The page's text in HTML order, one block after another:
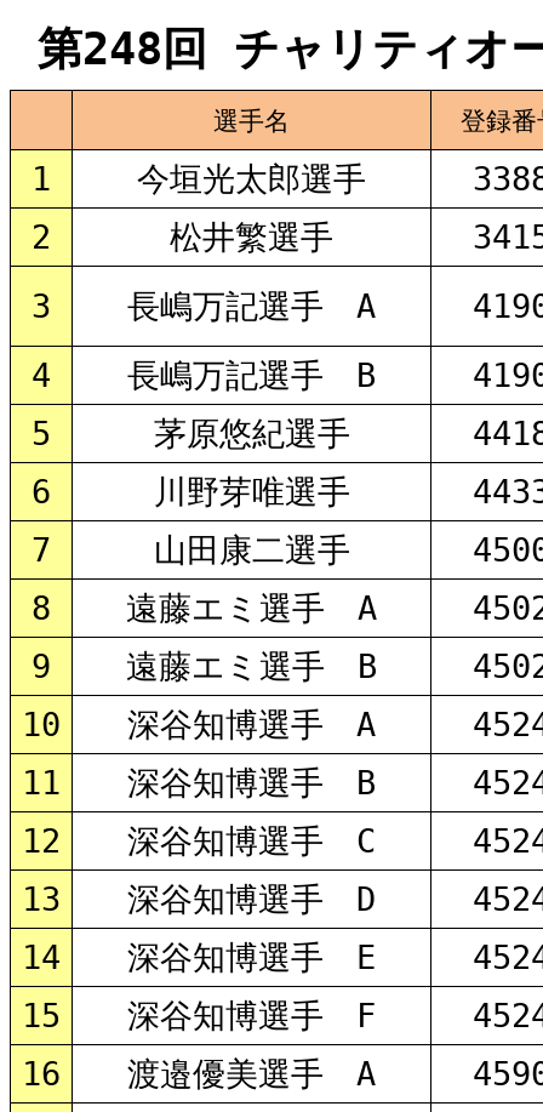
第248回 チャリティオ
選手名 登録番
1 今垣光太郎選手
2
松井繁選手
3
長嶋万記選手 A
4
長嶋万記選手 B
5
茅原悠紀選手
6
川野芽唯選手
7
山田康二選手
8
遠藤エミ選手 A
9
遠藤エミ選手 B
10
深谷知博選手 A
11
深谷知博選手 B
12
深谷知博選手 C
13
深谷知博選手 D
14
深谷知博選手 E
15
深谷知博選手 F
16
渡邉優美選手 A